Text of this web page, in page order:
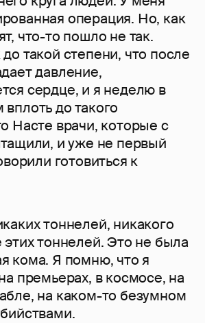
операция. Но, как
что-то пошло не так.
такой степени, что после
давление,
сердце, и я неделю в
до такого
Насте врачи, которые с
и уже не первый
готовиться к
тоннелей, никакого
этих тоннелей. Это не была
кома. Я помню, что я
премьерах, в космосе, на
на каком-то безумном